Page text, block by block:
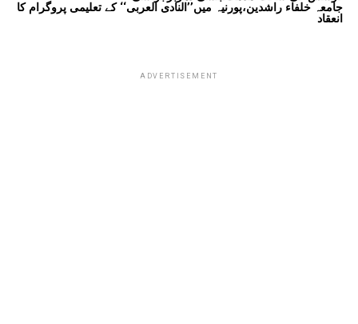
جامعہ خلفاء راشدین،پورنیہ میں’’النادی العربی‘‘ کے تعلیمی پروگرام کا
انعقاد
ADVERTISEMENT